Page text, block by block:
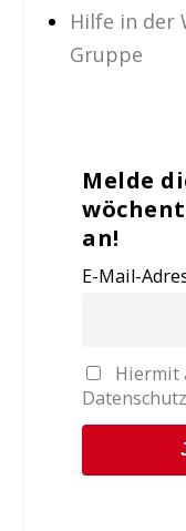
Hilfe in der
Gruppe
Melde
an!
E-Mail-
Hiermit